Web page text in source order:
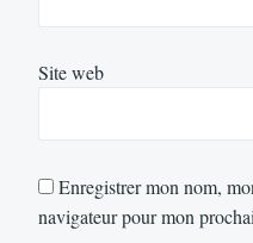
Site web
Enregistrer mon nom,
navigateur pour mon